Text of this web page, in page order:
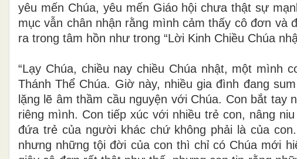
yêu mến Chúa, yêu mến Giáo hội chưa thật sự
mục vẫn chân nhận rằng mình cảm thấy cô đơn và
ra trong tâm hồn như trong “Lời Kinh Chiều Chúa
“Lạy Chúa, chiều nay chiều Chúa nhật, một mình
Thánh Thể Chúa. Giờ này, nhiều gia đình đang
lặng lẽ âm thầm cầu nguyện với Chúa. Con bắt
riêng mình. Con tiếp xúc với nhiều trẻ con, nâng
đứa trẻ của người khác chứ không phải là của
nhưng những tội đời của con thì chỉ có Chúa mới